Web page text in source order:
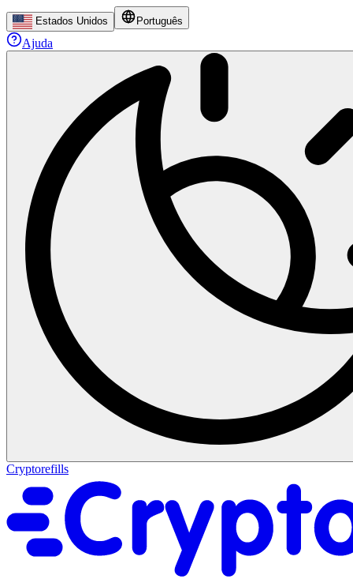
Estados Unidos Português
Ajuda
Cryptorefills